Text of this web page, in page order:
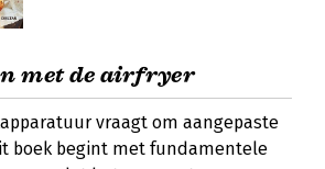
met de airfryer
vraagt om aangepaste
boek begint met fundamentele